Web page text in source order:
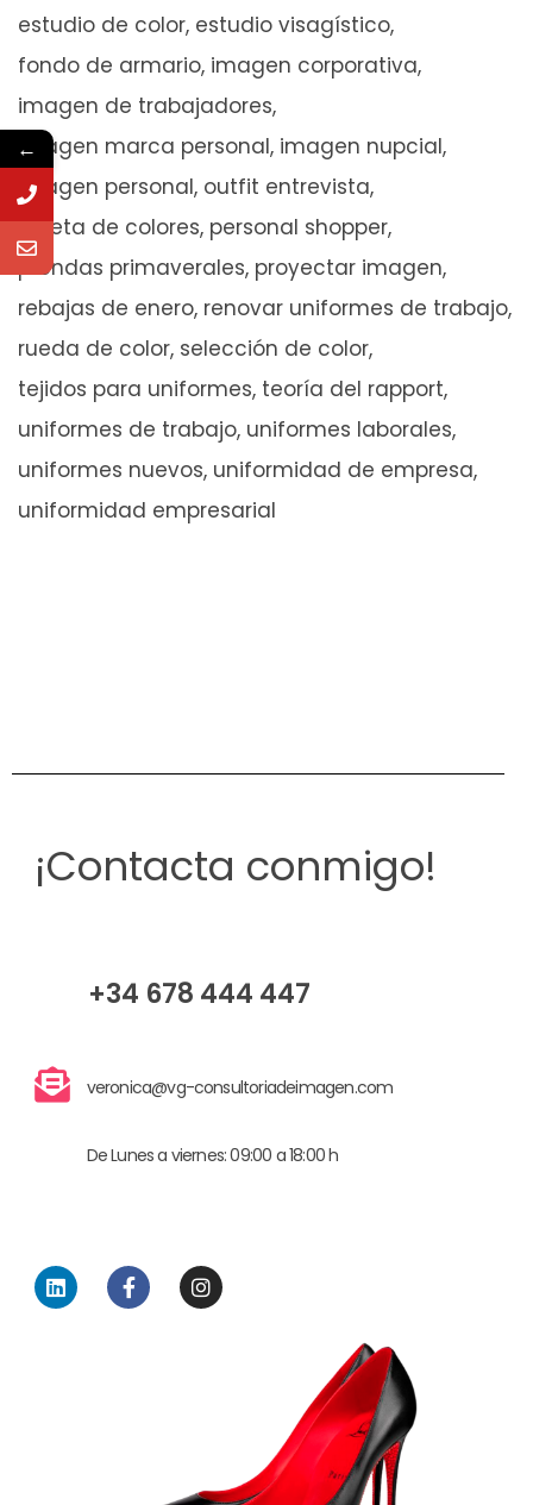
estudio de color estudio visagístico
fondo de armario imagen corporativa
imagen de trabajadores
imagen marca personal imagen nupcial
imagen personal outfit entrevista
paleta de colores personal shopper
prendas primaverales proyectar imagen
rebajas de enero renovar uniformes de trabajo
rueda de color selección de color
tejidos para uniformes teoría del rapport
uniformes de trabajo uniformes laborales
uniformes nuevos uniformidad de empresa
uniformidad empresarial
¡Contacta conmigo!
+34 678 444 447
veronica@vg-consultoriadeimagen.com
De Lunes a viernes: 09:00 a 18:00 h
←